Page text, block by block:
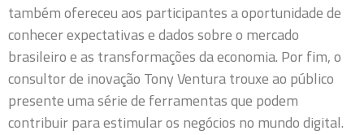
também ofereceu aos participantes a oportunidade de
conhecer expectativas e dados sobre o mercado
brasileiro e as transformações da economia. Por fim, o
consultor de inovação Tony Ventura trouxe ao público
presente uma série de ferramentas que podem
contribuir para estimular os negócios no mundo digital.